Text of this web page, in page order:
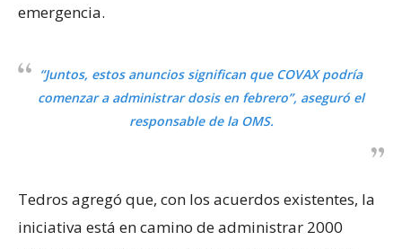
emergencia.
“Juntos, estos anuncios significan que COVAX podría
comenzar a administrar dosis en febrero”, aseguró el
responsable de la OMS.
Tedros agregó que, con los acuerdos existentes, la
iniciativa está en camino de administrar 2000